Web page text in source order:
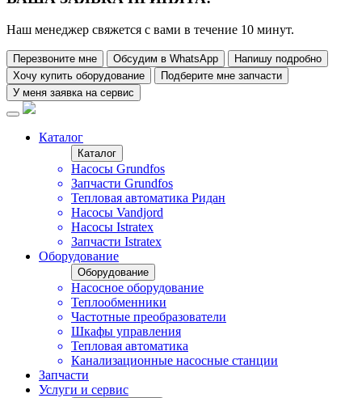
Наш менеджер свяжется с вами в течение 10 минут.
Перезвоните мне Обсудим в WhatsApp
Напишу подробно
Хочу купить оборудование
Подберите мне запчасти
У меня заявка на сервис
Каталог
Каталог
Насосы Grundfos
Запчасти Grundfos
Тепловая автоматика Ридан
Насосы Vandjord
Насосы Istratex
Запчасти Istratex
Оборудование
Оборудование
Насосное оборудование
Теплообменники
Частотные преобразователи
Шкафы управления
Тепловая автоматика
Канализационные насосные станции
Запчасти
Услуги и сервис